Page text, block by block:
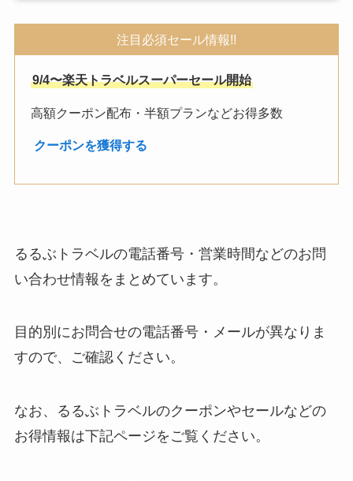
注目必須セール情報!!
9/4〜楽天トラベルスーパーセール開始
高額クーポン配布・半額プランなどお得多数
クーポンを獲得する
るるぶトラベルの電話番号・営業時間などのお問
い合わせ情報をまとめています。
目的別にお問合せの電話番号・メールが異なりま
すので、ご確認ください。
なお、るるぶトラベルのクーポンやセールなどの
お得情報は下記ページをご覧ください。